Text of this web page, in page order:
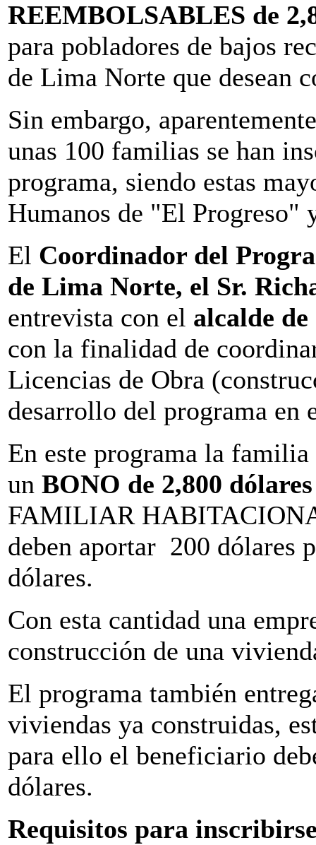
REEMBOLSABLES de
para pobladores de bajos
de Lima Norte que desean
Sin embargo,
unas 100 familias se han
programa, siendo estas
Humanos de "El Progreso"
El Coordinador del
de Lima Norte, el Sr.
entrevista con el alcalde
con la finalidad de
Licencias de Obra
desarrollo del programa en
En este programa la familia
un BONO de 2,800
FAMILIAR
deben aportar 200 dólares
dólares.
Con esta cantidad una
construcción de una
El programa también
viviendas ya construidas,
para ello el beneficiario
dólares.
Requisitos para